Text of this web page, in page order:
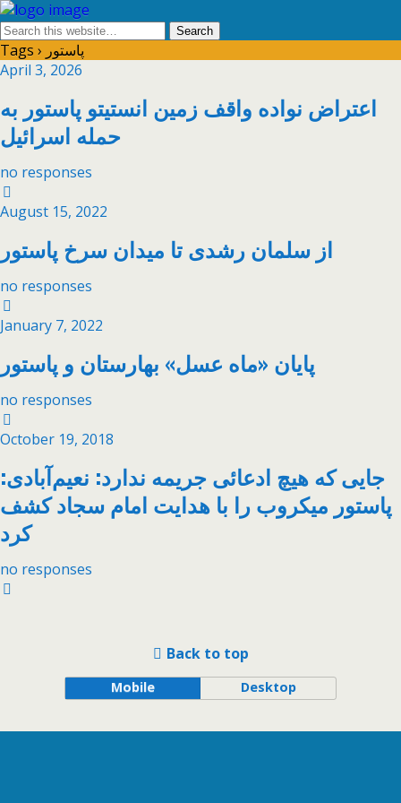
Tags › پاستور
April 3, 2026
اعتراض نواده واقف زمین انستیتو پاستور به
حمله اسرائیل
no responses
August 15, 2022
از سلمان رشدی تا میدان سرخ پاستور
no responses
January 7, 2022
پایان «ماه عسل» بهارستان و پاستور
no responses
October 19, 2018
جایی که هیچ ادعائی جریمه ندارد: نعیم‌آبادی:
پاستور میکروب را با هدایت امام سجاد کشف
کرد
no responses
Back to top
Mobile Desktop